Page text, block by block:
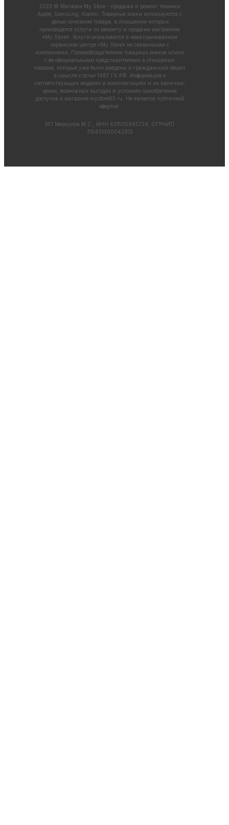
2023 © Магазин My Store - продажа и ремонт техники
Apple, Samsung, Xiaomi. Товарные знаки используются с
целью описания товара, в отношении которых
производятся услуги по ремонту и продаже магазином
«My Store». Услуги оказываются в неавторизованном
сервисном центре «My Store» не связанными с
компаниями. Правообладателями товарных знаков и/или
с ее официальными представителями в отношении
товаров, которые уже были введены в гражданский оборот
в смысле статьи 1487 ГК РФ. Информация о
соответствующих моделях и комплектациях и их наличии,
ценах, возможных выгодах и условиях приобретения
доступна в магазине mystore63.ru . Не является публичной
офертой.
ИП Меркулов М.С., ИНН 631505945724, ОГРНИП
315631300042912